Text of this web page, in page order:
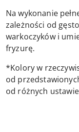
Na wykonanie
zależności od
warkoczyków i
fryzurę.
*Kolory w
od
od różnych